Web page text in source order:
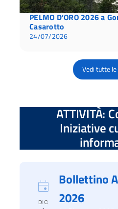
PELMO D’ORO 2026 a
Casarotto
24/07/2026
Vedi tutte
ATTIVITÀ:
Iniziative
DIC
Bollettino
2026